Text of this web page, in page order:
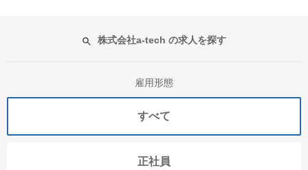
株式会社a-tech の求人を探す
雇用形態
すべて
正社員